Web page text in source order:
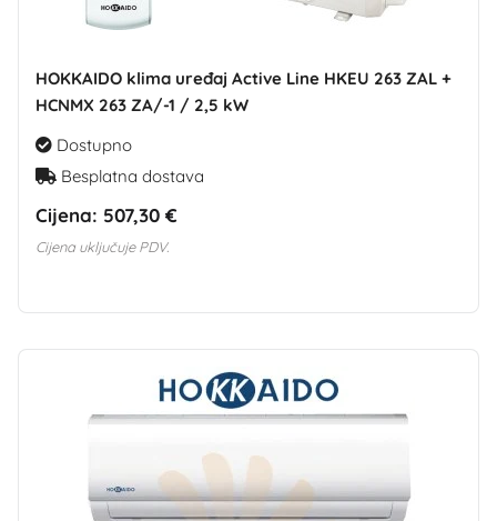
HOKKAIDO klima uređaj Active Line HKEU 263 ZAL +
HCNMX 263 ZA/-1 / 2,5 kW
Dostupno
Besplatna dostava
Cijena: 507,30 €
Cijena uključuje PDV.